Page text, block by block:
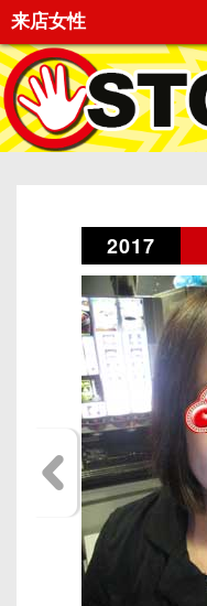
来店女性
2017